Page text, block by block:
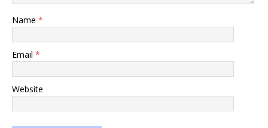
Name *
Email *
Website